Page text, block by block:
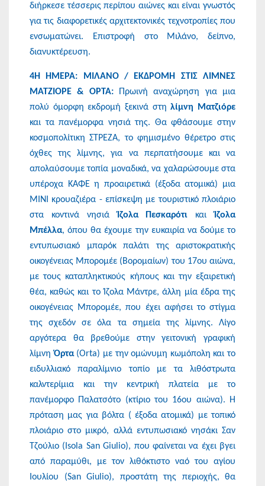
διήρκεσε τέσσερις περίπου αιώνες και είναι γνωστός
για τις διαφορετικές αρχιτεκτονικές τεχνοτροπίες που
ενσωματώνει. Επιστροφή στο Μιλάνο, δείπνο,
διανυκτέρευση.
4Η ΗΜΕΡΑ: ΜΙΛΑΝΟ / ΕΚΔΡΟΜΗ ΣΤΙΣ ΛΙΜΝΕΣ
ΜΑΤΖΙΟΡΕ & ΟΡΤΑ:
Πρωινή αναχώρηση για μια
πολύ όμορφη εκδρομή ξεκινά στηλίμνη Ματζιόρε
και τα πανέμορφα νησιά της. Θα φθάσουμε στην
κοσμοπολίτικη ΣΤΡΕΖΑ, το φημισμένο θέρετρο στις
όχθες της λίμνης, για να περπατήσουμε και να
απολαύσουμε τοπία μοναδικά, να χαλαρώσουμε στα
υπέροχα ΚΑΦΕ η προαιρετικά (έξοδα ατομικά) μια
ΜΙΝΙ κρουαζιέρα - επίσκεψη με τουριστικό πλοιάριο
στα κοντινά νησιάΊζολα Πεσκαρότι και Ίζολα
Μπέλλα, όπου θα έχουμε την ευκαιρία να δούμε το
εντυπωσιακό μπαρόκ παλάτι της αριστοκρατικής
οικογένειας Μπορομέε (Βορομαίων) του 17ου αιώνα,
με τους καταπληκτικούς κήπους και την εξαιρετική
θέα, καθώς και το Ίζολα Μάντρε, άλλη μία έδρα της
οικογένειας Μπορομέε, που έχει αφήσει το στίγμα
της σχεδόν σε όλα τα σημεία της λίμνης. Λίγο
αργότερα θα βρεθούμε στην γειτονική γραφική
λίμνηΌρτα (Orta) με την ομώνυμη κωμόπολη και το
ειδυλλιακό παραλίμνιο τοπίο με τα λιθόστρωτα
καλντερίμια και την κεντρική πλατεία με το
πανέμορφο Παλατσότο (κτίριο του 16ου αιώνα). Η
πρόταση μας για βόλτα ( έξοδα ατομικά) με τοπικό
πλοιάριο στο μικρό, αλλά εντυπωσιακό νησάκι Σαν
Τζούλιο (Isola San Giulio), που φαίνεται να έχει βγει
από παραμύθι, με τον λιθόκτιστο ναό του αγίου
Ιουλίου (San Giulio), προστάτη της περιοχής, θα